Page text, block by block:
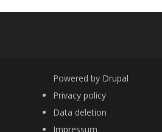
Powered by Drupal
FOOTER
Privacy policy
Data deletion
Impressum